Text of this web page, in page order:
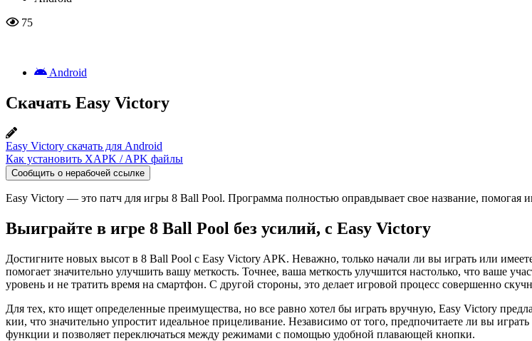
75
Android
Скачать Easy Victory
Easy Victory скачать для Android
Как установить XAPK / APK файлы
Сообщить о нерабочей ссылке
Easy Victory — это патч для игры 8 Ball Pool. Программа полностью оправдывает свое название, помогая
Выиграйте в игре 8 Ball Pool без усилий, с Easy Victory
Достигните новых высот в 8 Ball Pool с Easy Victory APK. Неважно, только начали ли вы играть или
помогает значительно улучшить вашу меткость. Точнее, ваша меткость улучшится настолько, что ваше
уровень и не тратить время на смартфон. С другой стороны, это делает игровой процесс совершенно
Для тех, кто ищет определенные преимущества, но все равно хотел бы играть вручную, Easy Victory
кии, что значительно упростит идеальное прицеливание. Независимо от того, предпочитаете ли вы
функции и позволяет переключаться между режимами с помощью удобной плавающей кнопки.